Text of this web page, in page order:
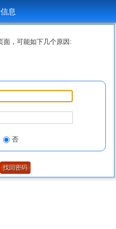
息
面，可能如下几个原因:
否